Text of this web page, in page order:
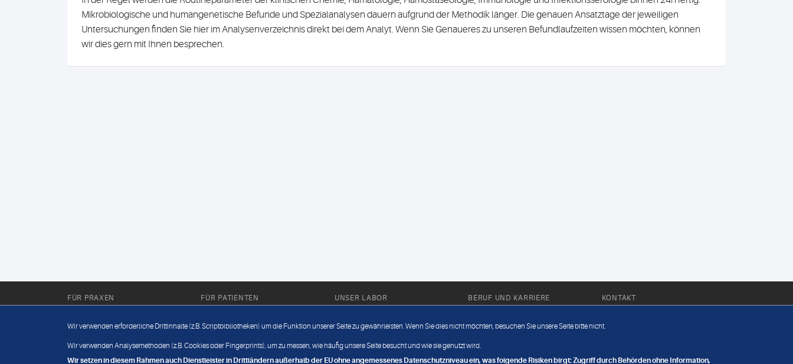
Mikrobiologische und humangenetische Befunde und Spezialanalysen dauern aufgrund der Methodik länger. Die genauen Ansatztage der jeweiligen
Untersuchungen finden Sie hier im Analysenverzeichnis direkt bei dem Analyt. Wenn Sie Genaueres zu unseren Befundlaufzeiten wissen möchten, können
wir dies gern mit Ihnen besprechen.
FÜR PRAXEN FÜR PATIENTEN UNSER LABOR
Außendienst
BERUF UND KARRIERE
Jobangebote
KONTAKT
Datenschutz
Wir verwenden erforderliche Drittinhalte (z.B. Scriptbibliotheken) um die Funktion unserer Seite zu gewährleisten. Wenn Sie dies nicht möchten, besuchen Sie unsere Seite bitte nicht.
Wir verwenden Analysemethoden (z.B. Cookies oder Fingerprints), um zu messen, wie häufig unsere Seite besucht und wie sie genutzt wird.
Wir setzen in diesem Rahmen auch Dienstleister in Drittländern außerhalb der EU ohne angemessenes Datenschutzniveau ein, was folgende Risiken birgt: Zugriff durch Behörden ohne Information,